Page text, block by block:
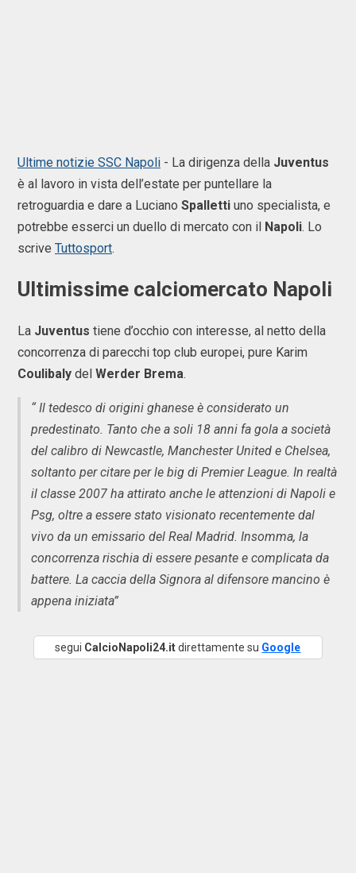
Ultime notizie SSC Napoli - La dirigenza della Juventus
è al lavoro in vista dell’estate per puntellare la
retroguardia e dare a Luciano Spalletti uno specialista, e
potrebbe esserci un duello di mercato con il Napoli. Lo
scrive Tuttosport.
Ultimissime calciomercato Napoli
La Juventus tiene d’occhio con interesse, al netto della
concorrenza di parecchi top club europei, pure Karim
Coulibaly del Werder Brema.
“ Il tedesco di origini ghanese è considerato un
predestinato. Tanto che a soli 18 anni fa gola a società
del calibro di Newcastle, Manchester United e Chelsea,
soltanto per citare per le big di Premier League. In realtà
il classe 2007 ha attirato anche le attenzioni di Napoli e
Psg, oltre a essere stato visionato recentemente dal
vivo da un emissario del Real Madrid. Insomma, la
concorrenza rischia di essere pesante e complicata da
battere. La caccia della Signora al difensore mancino è
appena iniziata”
segui CalcioNapoli24.itdirettamente su Google